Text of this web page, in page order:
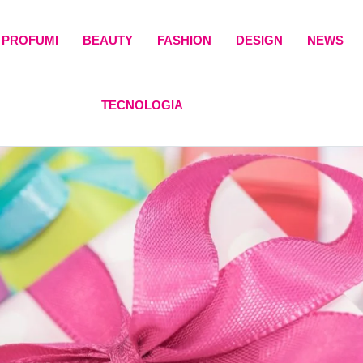
PROFUMI BEAUTY FASHION DESIGN NEWS
TECNOLOGIA